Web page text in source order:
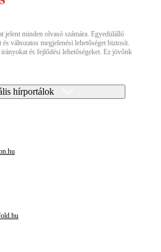
jelent minden olvasó számára. Egyedülálló
változatos megjelenési lehetőséget biztosít.
és fejlődési lehetőségeket. Ez jövőnk
hírportálok